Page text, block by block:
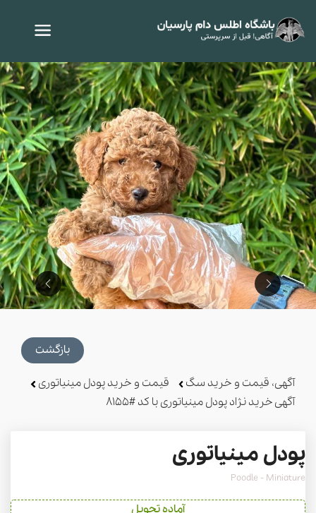
بازگشت
آگهی، قیمت و خرید سگ
قیمت و خرید پودل مینیاتوری
آگهی خرید نژاد پودل مینیاتوری با کد #8155
پودل مینیاتوری
Poodle - Miniature
آماده تحویل